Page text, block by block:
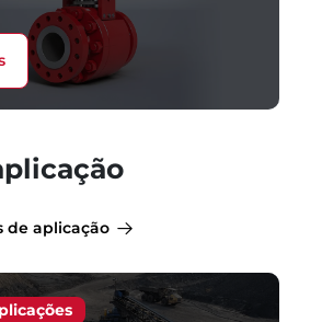
de aplicação